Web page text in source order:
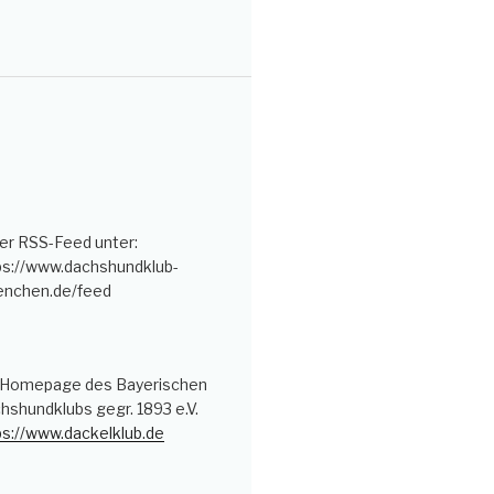
RSS-Feed unter:
www.dachshundklub-
feed
des Bayerischen
gegr. 1893 e.V.
www.dackelklub.de